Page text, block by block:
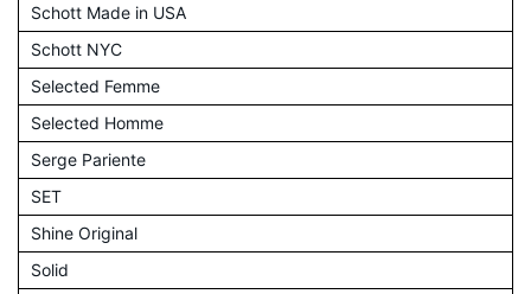
Schott Made in USA
Schott NYC
Selected Femme
Selected Homme
Serge Pariente
SET
Shine Original
Solid